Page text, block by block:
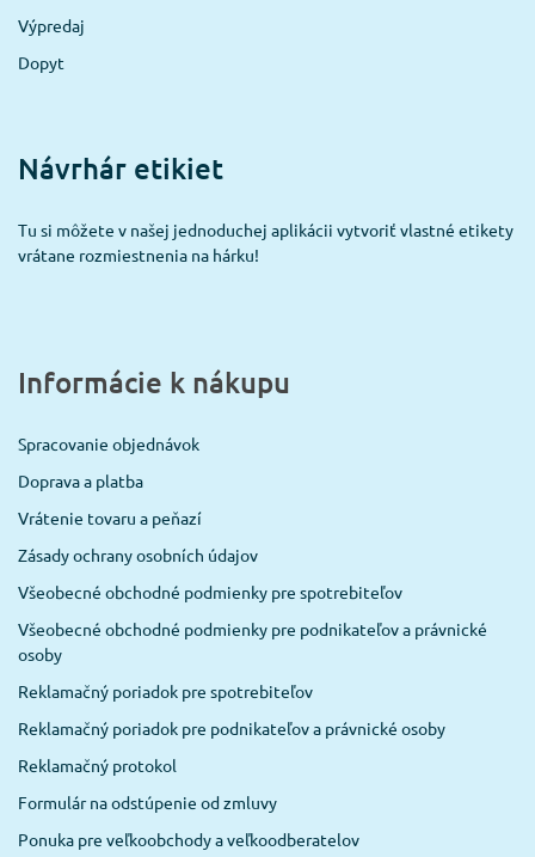
Výpredaj
Dopyt
Návrhár etikiet
Tu si môžete v našej jednoduchej aplikácii vytvoriť vlastné etikety
vrátane rozmiestnenia na hárku!
Informácie k nákupu
Spracovanie objednávok
Doprava a platba
Vrátenie tovaru a peňazí
Zásady ochrany osobních údajov
Všeobecné obchodné podmienky pre spotrebiteľov
Všeobecné obchodné podmienky pre podnikateľov a právnické
osoby
Reklamačný poriadok pre spotrebiteľov
Reklamačný poriadok pre podnikateľov a právnické osoby
Reklamačný protokol
Formulár na odstúpenie od zmluvy
Ponuka pre veľkoobchody a veľkoodberatelov